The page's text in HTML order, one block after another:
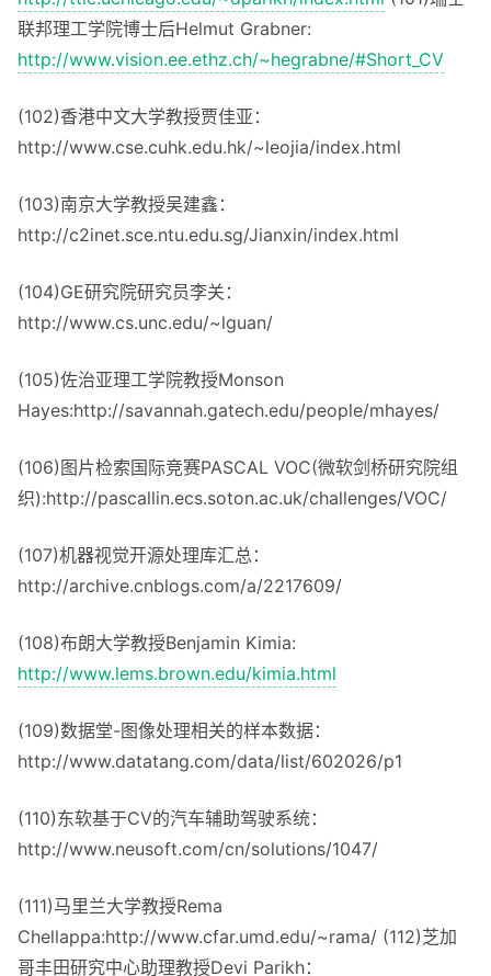
联邦理工学院博士后Helmut Grabner:
http://www.vision.ee.ethz.ch/~hegrabne/#Short_CV
(102)香港中文大学教授贾佳亚：
http://www.cse.cuhk.edu.hk/~leojia/index.html
(103)南京大学教授吴建鑫：
http://c2inet.sce.ntu.edu.sg/Jianxin/index.html
(104)GE研究院研究员李关：
http://www.cs.unc.edu/~lguan/
(105)佐治亚理工学院教授Monson
Hayes:http://savannah.gatech.edu/people/mhayes/
(106)图片检索国际竞赛PASCAL VOC(微软剑桥研究院组
织):http://pascallin.ecs.soton.ac.uk/challenges/VOC/
(107)机器视觉开源处理库汇总：
http://archive.cnblogs.com/a/2217609/
(108)布朗大学教授Benjamin Kimia:
http://www.lems.brown.edu/kimia.html
(109)数据堂-图像处理相关的样本数据：
http://www.datatang.com/data/list/602026/p1
(110)东软基于CV的汽车辅助驾驶系统：
http://www.neusoft.com/cn/solutions/1047/
(111)马里兰大学教授Rema
Chellappa:http://www.cfar.umd.edu/~rama/ (112)芝加
哥丰田研究中心助理教授Devi Parikh：